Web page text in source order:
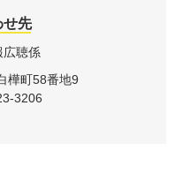
せ先
広聴係
樺町58番地9
3206